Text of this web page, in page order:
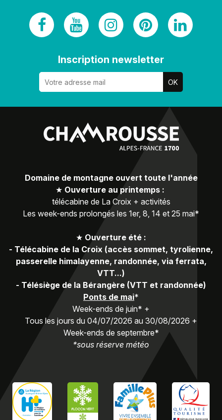
Inscription newsletter
Domaine de montagne ouvert toute l'année
★ Ouverture au printemps :
télécabine de La Croix + activités
Les week-ends prolongés les 1er, 8, 14 et 25 mai*
★ Ouverture été :
- Télécabine de la Croix (accès sommet, tyrolienne,
passerelle himalayenne, randonnée, via ferrata,
VTT...)
- Télésiège de la Bérangère (VTT et randonnée)
Ponts de mai*
Week-ends de juin* +
Tous les jours du 04/07/2026 au 30/08/2026 +
Week-ends de septembre*
*sous réserve météo